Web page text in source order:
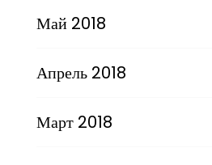
Май 2018
Апрель 2018
Март 2018